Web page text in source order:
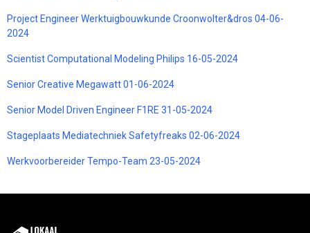
Project Engineer Werktuigbouwkunde Croonwolter&dros 04-06-
2024
Scientist Computational Modeling Philips 16-05-2024
Senior Creative Megawatt 01-06-2024
Senior Model Driven Engineer F1RE 31-05-2024
Stageplaats Mediatechniek Safetyfreaks 02-06-2024
Werkvoorbereider Tempo-Team 23-05-2024